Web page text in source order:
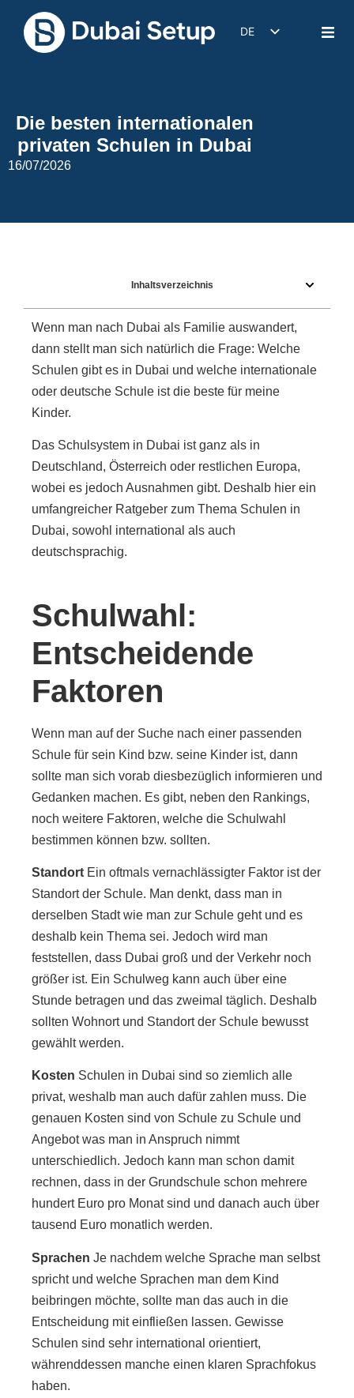
DE
ES
Die besten internationalen
privaten Schulen in Dubai
16/07/2026
Inhaltsverzeichnis
Wenn man nach Dubai als Familie auswandert,
dann stellt man sich natürlich die Frage: Welche
Schulen gibt es in Dubai und welche internationale
oder deutsche Schule ist die beste für meine
Kinder.
Das Schulsystem in Dubai ist ganz als in
Deutschland, Österreich oder restlichen Europa,
wobei es jedoch Ausnahmen gibt. Deshalb hier ein
umfangreicher Ratgeber zum Thema Schulen in
Dubai, sowohl international als auch
deutschsprachig.
Schulwahl:
Entscheidende
Faktoren
Wenn man auf der Suche nach einer passenden
Schule für sein Kind bzw. seine Kinder ist, dann
sollte man sich vorab diesbezüglich informieren und
Gedanken machen. Es gibt, neben den Rankings,
noch weitere Faktoren, welche die Schulwahl
bestimmen können bzw. sollten.
Standort Ein oftmals vernachlässigter Faktor ist der
Standort der Schule. Man denkt, dass man in
derselben Stadt wie man zur Schule geht und es
deshalb kein Thema sei. Jedoch wird man
feststellen, dass Dubai groß und der Verkehr noch
größer ist. Ein Schulweg kann auch über eine
Stunde betragen und das zweimal täglich. Deshalb
sollten Wohnort und Standort der Schule bewusst
gewählt werden.
Kosten Schulen in Dubai sind so ziemlich alle
privat, weshalb man auch dafür zahlen muss. Die
genauen Kosten sind von Schule zu Schule und
Angebot was man in Anspruch nimmt
unterschiedlich. Jedoch kann man schon damit
rechnen, dass in der Grundschule schon mehrere
hundert Euro pro Monat sind und danach auch über
tausend Euro monatlich werden.
Sprachen Je nachdem welche Sprache man selbst
spricht und welche Sprachen man dem Kind
beibringen möchte, sollte man das auch in die
Entscheidung mit einfließen lassen. Gewisse
Schulen sind sehr international orientiert,
währenddessen manche einen klaren Sprachfokus
haben.